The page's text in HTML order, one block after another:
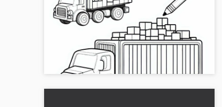
Camion giocattolo carica i blocchi sul
pianale - Modello da colorare gratuito
Colora il camion giocattolo con i mattoncini. Scarica
gratuitamente il modello da colorare e
personalizzalo online!...